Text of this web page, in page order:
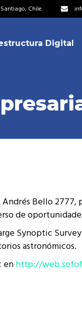
Chile.
de Colaboración
Técnicos
Digital
Bello 2777,
de
Synoptic
astronómicos.
enhttp://